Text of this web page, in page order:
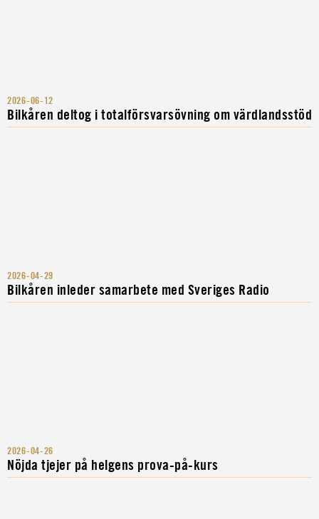
2026-06-12
Bilkåren deltog i totalförsvarsövning om värdlandsstöd
2026-04-29
Bilkåren inleder samarbete med Sveriges Radio
2026-04-26
Nöjda tjejer på helgens prova-på-kurs